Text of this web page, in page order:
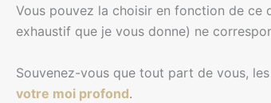
Vous pouvez la choisir en fonction de ce
exhaustif que je vous donne) ne
Souvenez-vous que tout part de vous,
votre moi profond.